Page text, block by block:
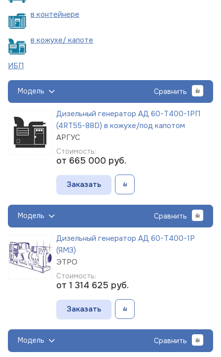
в контейнере
в кожухе/ капоте
ИБП
Модель Сравнить
Дизельный генератор АД 60-Т400-1РП
(4RT55-88D) в кожухе/под капотом
АРГУС
Стоимость:
от 665 000 руб.
Заказать
Модель Сравнить
Дизельный генератор АД 60-Т400-1Р
(ЯМЗ)
ЭТРО
Стоимость:
от 1 314 625 руб.
Заказать
Модель Сравнить